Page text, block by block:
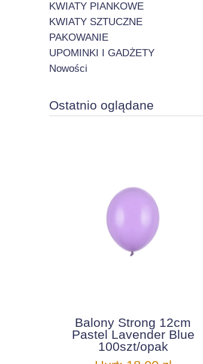
KWIATY PIANKOWE
KWIATY SZTUCZNE
PAKOWANIE
UPOMINKI I GADŻETY
Nowości
Ostatnio oglądane
Balony Strong 12cm
Pastel Lavender Blue
100szt/opak